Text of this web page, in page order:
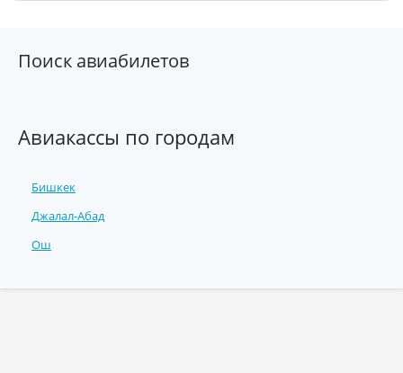
Поиск авиабилетов
Авиакассы по городам
Бишкек
Джалал-Абад
Ош